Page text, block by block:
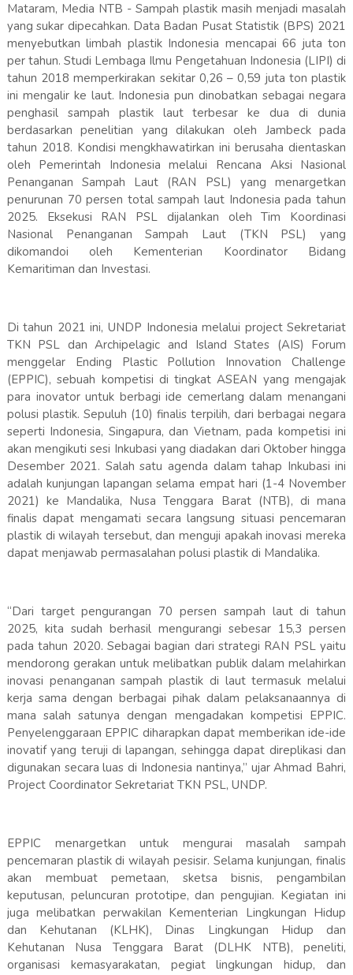
Mataram, Media NTB - Sampah plastik masih menjadi masalah
yang sukar dipecahkan. Data Badan Pusat Statistik (BPS) 2021
menyebutkan limbah plastik Indonesia mencapai 66 juta ton
per tahun. Studi Lembaga Ilmu Pengetahuan Indonesia (LIPI) di
tahun 2018 memperkirakan sekitar 0,26 – 0,59 juta ton plastik
ini mengalir ke laut. Indonesia pun dinobatkan sebagai negara
penghasil sampah plastik laut terbesar ke dua di dunia
berdasarkan penelitian yang dilakukan oleh Jambeck pada
tahun 2018. Kondisi mengkhawatirkan ini berusaha dientaskan
oleh Pemerintah Indonesia melalui Rencana Aksi Nasional
Penanganan Sampah Laut (RAN PSL) yang menargetkan
penurunan 70 persen total sampah laut Indonesia pada tahun
2025. Eksekusi RAN PSL dijalankan oleh Tim Koordinasi
Nasional Penanganan Sampah Laut (TKN PSL) yang
dikomandoi oleh Kementerian Koordinator Bidang
Kemaritiman dan Investasi.
Di tahun 2021 ini, UNDP Indonesia melalui project Sekretariat
TKN PSL dan Archipelagic and Island States (AIS) Forum
menggelar Ending Plastic Pollution Innovation Challenge
(EPPIC), sebuah kompetisi di tingkat ASEAN yang mengajak
para inovator untuk berbagi ide cemerlang dalam menangani
polusi plastik. Sepuluh (10) finalis terpilih, dari berbagai negara
seperti Indonesia, Singapura, dan Vietnam, pada kompetisi ini
akan mengikuti sesi Inkubasi yang diadakan dari Oktober hingga
Desember 2021. Salah satu agenda dalam tahap Inkubasi ini
adalah kunjungan lapangan selama empat hari (1-4 November
2021) ke Mandalika, Nusa Tenggara Barat (NTB), di mana
finalis dapat mengamati secara langsung situasi pencemaran
plastik di wilayah tersebut, dan menguji apakah inovasi mereka
dapat menjawab permasalahan polusi plastik di Mandalika.
“Dari target pengurangan 70 persen sampah laut di tahun
2025, kita sudah berhasil mengurangi sebesar 15,3 persen
pada tahun 2020. Sebagai bagian dari strategi RAN PSL yaitu
mendorong gerakan untuk melibatkan publik dalam melahirkan
inovasi penanganan sampah plastik di laut termasuk melalui
kerja sama dengan berbagai pihak dalam pelaksanaannya di
mana salah satunya dengan mengadakan kompetisi EPPIC.
Penyelenggaraan EPPIC diharapkan dapat memberikan ide-ide
inovatif yang teruji di lapangan, sehingga dapat direplikasi dan
digunakan secara luas di Indonesia nantinya,” ujar Ahmad Bahri,
Project Coordinator Sekretariat TKN PSL, UNDP.
EPPIC menargetkan untuk mengurai masalah sampah
pencemaran plastik di wilayah pesisir. Selama kunjungan, finalis
akan membuat pemetaan, sketsa bisnis, pengambilan
keputusan, peluncuran prototipe, dan pengujian. Kegiatan ini
juga melibatkan perwakilan Kementerian Lingkungan Hidup
dan Kehutanan (KLHK), Dinas Lingkungan Hidup dan
Kehutanan Nusa Tenggara Barat (DLHK NTB), peneliti,
organisasi kemasyarakatan, pegiat lingkungan hidup, dan